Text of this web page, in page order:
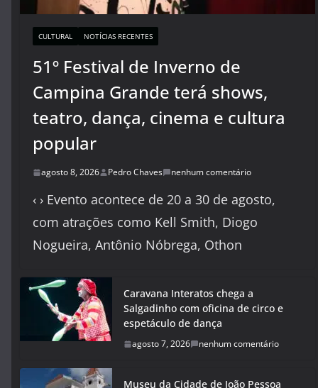
CULTURAL NOTÍCIAS RECENTES
51º Festival de Inverno de
Campina Grande terá shows,
teatro, dança, cinema e cultura
popular
agosto 8, 2026 Pedro Chaves nenhum comentário
‹ › Evento acontece de 20 a 30 de agosto,
com atrações como Kell Smith, Diogo
Nogueira, Antônio Nóbrega, Othon
Caravana Interatos chega a
Salgadinho com oficina de circo e
espetáculo de dança
agosto 7, 2026 nenhum comentário
Museu da Cidade de João Pessoa